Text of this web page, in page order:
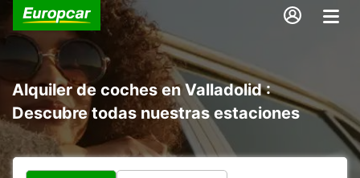
Alquiler de coches en Valladolid :
Descubre todas nuestras estaciones